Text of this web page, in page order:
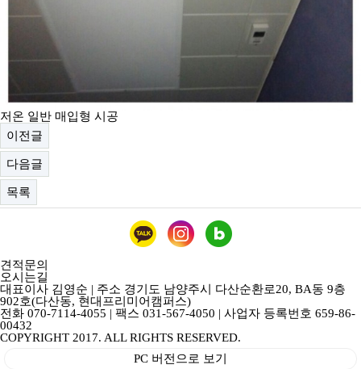
저온 일반 매입형 시공
이전글
다음글
목록
견적문의
오시는길
대표이사 김영순 | 주소 경기도 남양주시 다산순환로20, BA동 9층
902호(다산동, 현대프리미어캠퍼스)
전화 070-7114-4055 | 팩스 031-567-4050 | 사업자 등록번호 659-86-
00432
COPYRIGHT 2017. ALL RIGHTS RESERVED.
PC 버전으로 보기